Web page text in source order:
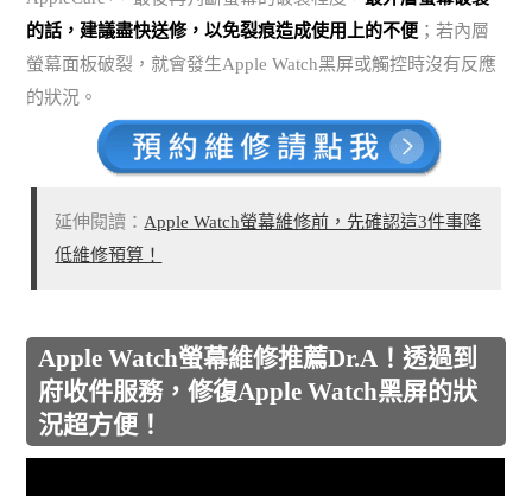
的話，建議盡快送修，以免裂痕造成使用上的不便 ；若內層
螢幕面板破裂，就會發生Apple Watch黑屏或觸控時沒有反應
的狀況。
延伸閱讀： Apple Watch螢幕維修前，先確認這3件事降
低維修預算！
Apple Watch螢幕維修推薦Dr.A！透過到
府收件服務，修復Apple Watch黑屏的狀
況超方便！